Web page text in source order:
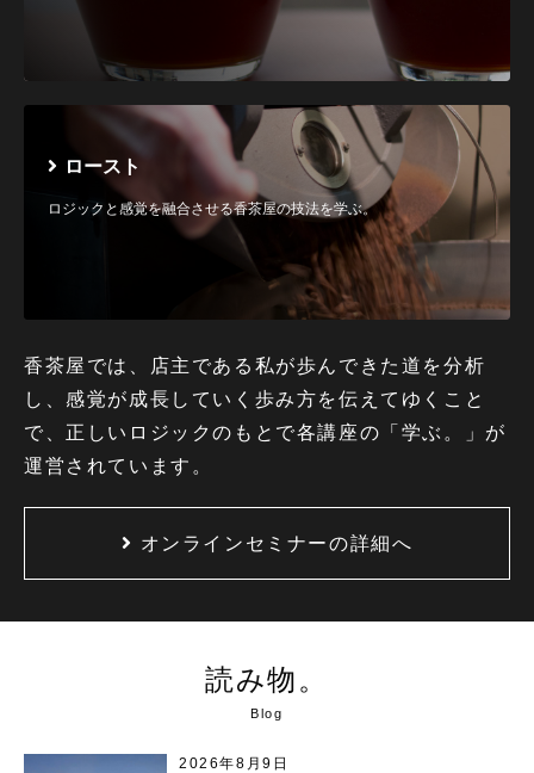
ロースト
ロジックと感覚を融合させる香茶屋の技法を学ぶ。
香茶屋では、店主である私が歩んできた道を分析
し、感覚が成長していく歩み方を伝えてゆくこと
で、正しいロジックのもとで各講座の「学ぶ。」が
運営されています。
オンラインセミナーの詳細へ
読み物。
Blog
2026年8月9日